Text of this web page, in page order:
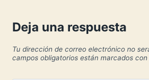
Deja una respuesta
Tu dirección de correo electrónico no
campos obligatorios están marcados con